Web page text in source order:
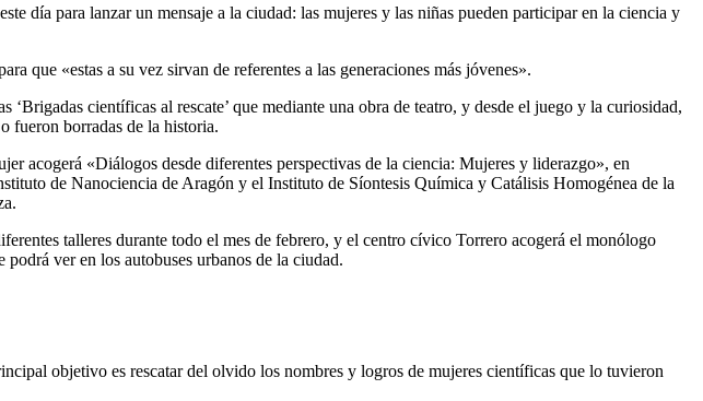
día para lanzar un mensaje a la ciudad: las mujeres y las niñas pueden participar en la ciencia y
que «estas a su vez sirvan de referentes a las generaciones más jóvenes».
científicas al rescate’ que mediante una obra de teatro, y desde el juego y la curiosidad,
fueron borradas de la historia.
acogerá «Diálogos desde diferentes perspectivas de la ciencia: Mujeres y liderazgo», en
de Nanociencia de Aragón y el Instituto de Síontesis Química y Catálisis Homogénea de la
talleres durante todo el mes de febrero, y el centro cívico Torrero acogerá el monólogo
ver en los autobuses urbanos de la ciudad.
objetivo es rescatar del olvido los nombres y logros de mujeres científicas que lo tuvieron